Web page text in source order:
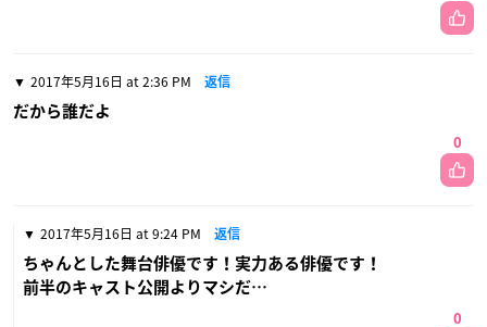
2017年5月16日 at 2:36 PM 返信
だから誰だよ
0
2017年5月16日 at 9:24 PM 返信
ちゃんとした舞台俳優です！実力ある俳優です！
前半のキャスト公開よりマシだ…
0